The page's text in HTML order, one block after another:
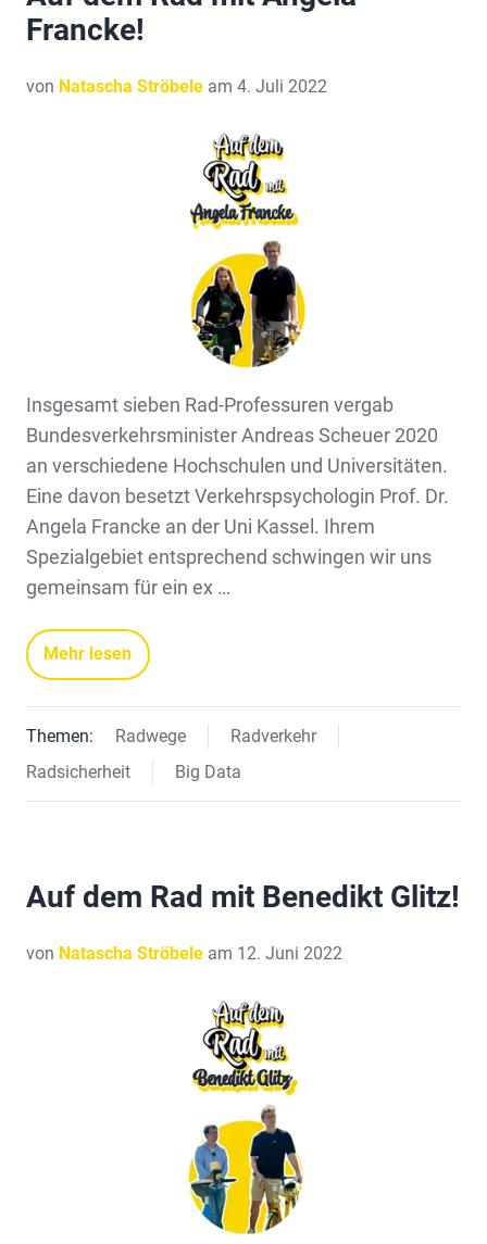
Francke!
von Natascha Ströbele am 4. Juli 2022
Insgesamt sieben Rad-Professuren vergab
Bundesverkehrsminister Andreas Scheuer 2020
an verschiedene Hochschulen und Universitäten.
Eine davon besetzt Verkehrspsychologin Prof. Dr.
Angela Francke an der Uni Kassel. Ihrem
Spezialgebiet entsprechend schwingen wir uns
gemeinsam für ein ex …
Mehr lesen
Themen: Radwege
Radverkehr
Radsicherheit
Big Data
Auf dem Rad mit Benedikt Glitz!
von Natascha Ströbele am 12. Juni 2022